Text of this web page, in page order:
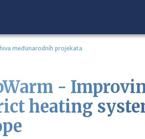
međunarodnih projekata
-
heating